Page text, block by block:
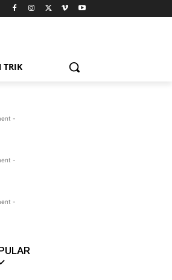
TRIK
-
-
-